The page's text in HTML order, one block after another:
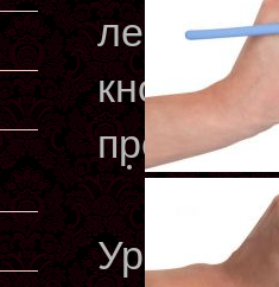
легко
кнопки.